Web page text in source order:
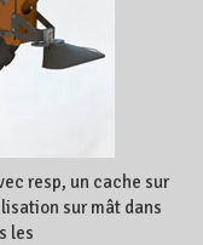
resp, un cache sur
sur mât dans
les